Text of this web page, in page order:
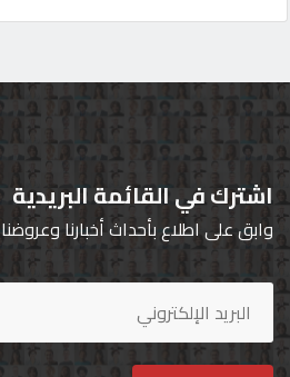
اشترك في القائمة البريدية
وابق على اطلاع بأحداث أخبارنا وعروضنا